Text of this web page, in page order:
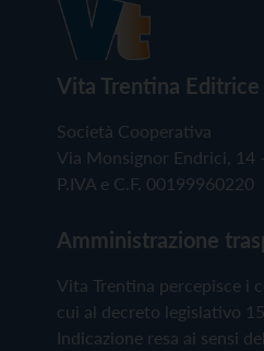
Vita Trentina Editrice
Società Cooperativa
Via Monsignor Endrici, 14
P.IVA e C.F. 00199960220
Amministrazione
Vita Trentina percepisce
cui al decreto legislativo
Indicazione resa ai sensi